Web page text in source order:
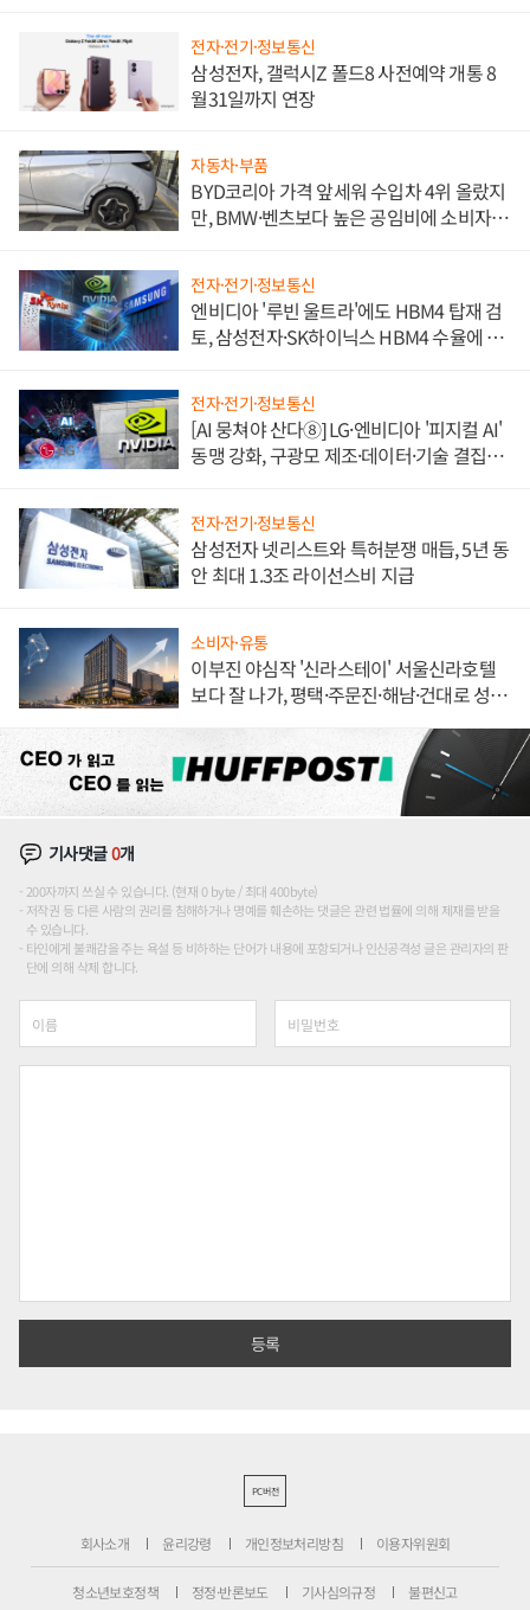
전자·전기·정보통신
삼성전자, 갤럭시Z 폴드8 사전예약 개통 8
월31일까지 연장
자동차·부품
BYD코리아 가격 앞세워 수입차 4위 올랐지
만, BMW·벤츠보다 높은 공임비에 소비자
전자·전기·정보통신
엔비디아 '루빈 울트라'에도 HBM4 탑재 검
토, 삼성전자·SK하이닉스 HBM4 수율에 주
전자·전기·정보통신
[AI 뭉쳐야 산다⑧] LG·엔비디아 '피지컬 AI'
동맹 강화, 구광모 제조·데이터·기술 결집
전자·전기·정보통신
삼성전자 넷리스트와 특허분쟁 매듭, 5년 동
안 최대 1.3조 라이선스비 지급
소비자·유통
이부진 야심작 '신라스테이' 서울신라호텔
보다 잘 나가, 평택·주문진·해남·건대로 성
기사댓글0개
200자까지 쓰실 수 있습니다. (현재 0 byte / 최대 400byte)
저작권 등 다른 사람의 권리를 침해하거나 명예를 훼손하는 댓글은 관련 법률에 의해 제재를 받을
수 있습니다.
타인에게 불쾌감을 주는 욕설 등 비하하는 단어가 내용에 포함되거나 인신공격성 글은 관리자의 판
단에 의해 삭제 합니다.
PC버전
회사소개 윤리강령 개인정보처리방침 이용자위원회
청소년보호정책 정정·반론보도 기사심의규정 불편신고